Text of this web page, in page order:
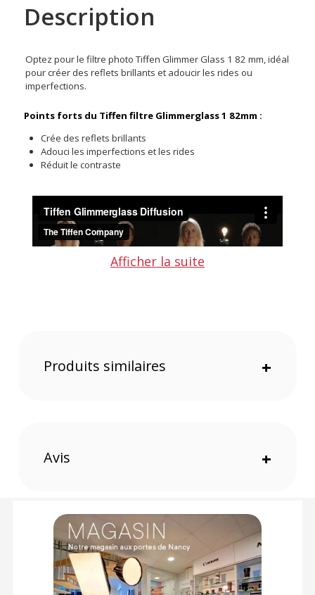
Description
Optez pour le filtre photo Tiffen Glimmer Glass 1 82 mm, idéal
pour créer des reflets brillants et adoucir les rides ou
imperfections.
Points forts du Tiffen filtre Glimmerglass 1 82mm :
Crée des reflets brillants
Adouci les imperfections et les rides
Réduit le contraste
Le filtre photo Tiffen Glimmer Glass 1 82mm, sera votre allié
pour atténuer les imperfections et les rides tout en réduisant
GENERAL
CONTENU DU CARTON
1x Tiffen filtre Glimmerglass 1 82mm
Offre valable jusqu'au 08-08-2026 inclus.
Afficher la suite
Produits similaires +
Avis +